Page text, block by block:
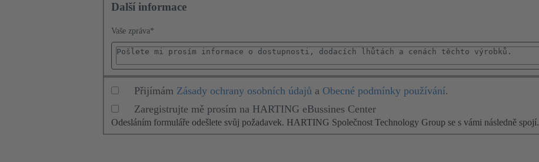
Další informace
Vaše zpráva*
Přijímám Zásady ochrany osobních údajů a Obecné podmínky používání.
Zaregistrujte mě prosím na HARTING eBussines Center
Odesláním formuláře odešlete svůj požadavek. HARTING Společnost Technology Group se s vámi následně spojí.